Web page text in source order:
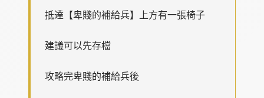
抵達【卑賤的補給兵】上方有一張椅子
建議可以先存檔
攻略完卑賤的補給兵後